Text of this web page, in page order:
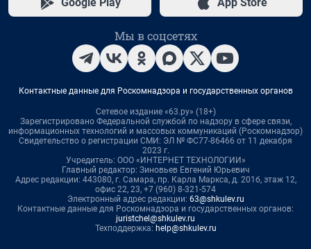
Google Play App Store
Мы в соцсетях
Контактные данные для Роскомнадзора и государственных органов
Сетевое издание «63.ру» (18+)
Зарегистрировано Федеральной службой по надзору в сфере связи,
информационных технологий и массовых коммуникаций (Роскомнадзор)
Свидетельство о регистрации СМИ: ЭЛ № ФС77-86466 от 11 декабря
2023 г.
Учредитель: ООО «ИНТЕРНЕТ ТЕХНОЛОГИИ»
Главный редактор: Зиновьев Евгений Юрьевич
Адрес редакции: 443080, г. Самара, пр. Карла Маркса, д. 201б, этаж 12,
офис 22, 23, +7 (960) 8-321-574
Электронный адрес редакции: 63@shkulev.ru
Контактные данные для Роскомнадзора и государственных органов:
juristchel@shkulev.ru
Техподдержка: help@shkulev.ru